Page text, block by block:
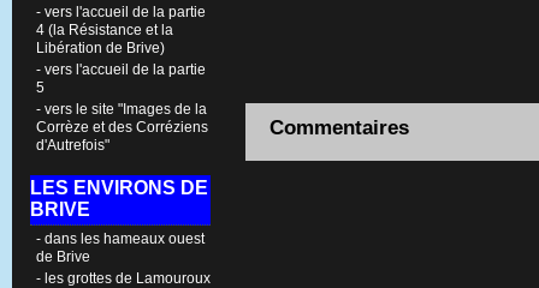
- vers l'accueil de la partie
4 (la Résistance et la
Libération de Brive)
- vers l'accueil de la partie
5
- vers le site "Images de la
Corrèze et des Corréziens
d'Autrefois"
LES ENVIRONS DE
BRIVE
- dans les hameaux ouest
de Brive
- les grottes de Lamouroux
Commentaires